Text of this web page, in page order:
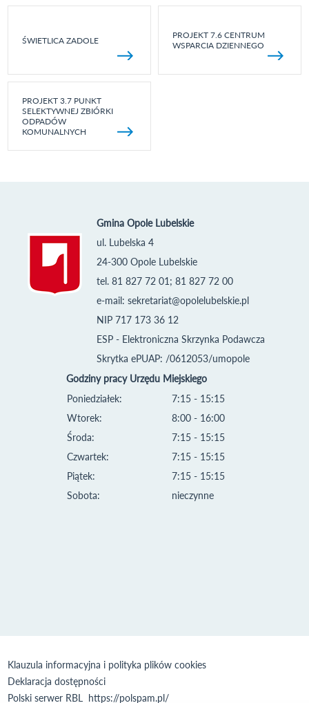
ŚWIETLICA ZADOLE
PROJEKT 7.6 CENTRUM
WSPARCIA DZIENNEGO
PROJEKT 3.7 PUNKT
SELEKTYWNEJ ZBIÓRKI
ODPADÓW
KOMUNALNYCH
Gmina Opole Lubelskie
ul. Lubelska 4
24-300 Opole Lubelskie
tel. 81 827 72 01; 81 827 72 00
e-mail: sekretariat@opolelubelskie.pl
NIP 717 173 36 12
ESP - Elektroniczna Skrzynka Podawcza
Skrytka ePUAP: /0612053/umopole
Godziny pracy Urzędu Miejskiego
Poniedziałek:
Wtorek:
Środa:
Czwartek:
Piątek:
Sobota:
7:15 - 15:15
8:00 - 16:00
7:15 - 15:15
7:15 - 15:15
7:15 - 15:15
nieczynne
Klauzula informacyjna i polityka plików cookies
Deklaracja dostępności
Polski serwer RBL https://polspam.pl/